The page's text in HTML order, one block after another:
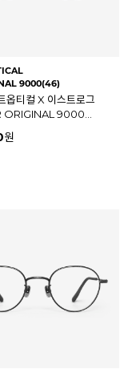
9000(46)
옵티컬 X 이스트로그
ORIGINAL 9000
원